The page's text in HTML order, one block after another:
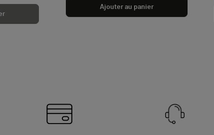
Ajouter au panier